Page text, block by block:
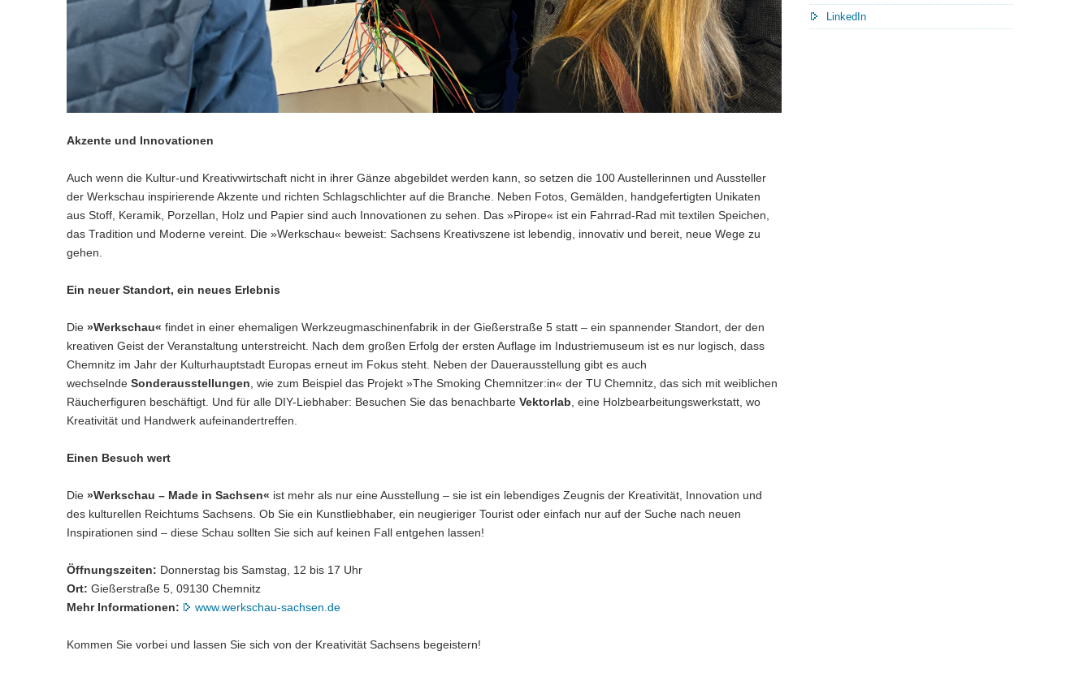
Akzente und Innovationen
Auch wenn die Kultur-und Kreativwirtschaft nicht in ihrer Gänze abgebildet werden kann, so setzen die 100 Austellerinnen und Aussteller
der Werkschau inspirierende Akzente und richten Schlagschlichter auf die Branche. Neben Fotos, Gemälden, handgefertigten Unikaten
aus Stoff, Keramik, Porzellan, Holz und Papier sind auch Innovationen zu sehen. Das »Pirope« ist ein Fahrrad-Rad mit textilen Speichen,
das Tradition und Moderne vereint. Die »Werkschau« beweist: Sachsens Kreativszene ist lebendig, innovativ und bereit, neue Wege zu
gehen.
Ein neuer Standort, ein neues Erlebnis
Die »Werkschau« findet in einer ehemaligen Werkzeugmaschinenfabrik in der Gießerstraße 5 statt – ein spannender Standort, der den
kreativen Geist der Veranstaltung unterstreicht. Nach dem großen Erfolg der ersten Auflage im Industriemuseum ist es nur logisch, dass
Chemnitz im Jahr der Kulturhauptstadt Europas erneut im Fokus steht. Neben der Dauerausstellung gibt es auch
wechselnde Sonderausstellungen, wie zum Beispiel das Projekt »The Smoking Chemnitzer:in« der TU Chemnitz, das sich mit weiblichen
Räucherfiguren beschäftigt. Und für alle DIY-Liebhaber: Besuchen Sie das benachbarte Vektorlab, eine Holzbearbeitungswerkstatt, wo
Kreativität und Handwerk aufeinandertreffen.
Einen Besuch wert
Die »Werkschau – Made in Sachsen« ist mehr als nur eine Ausstellung – sie ist ein lebendiges Zeugnis der Kreativität, Innovation und
des kulturellen Reichtums Sachsens. Ob Sie ein Kunstliebhaber, ein neugieriger Tourist oder einfach nur auf der Suche nach neuen
Inspirationen sind – diese Schau sollten Sie sich auf keinen Fall entgehen lassen!
Öffnungszeiten: Donnerstag bis Samstag, 12 bis 17 Uhr
Ort: Gießerstraße 5, 09130 Chemnitz
Mehr Informationen:
www.werkschau-sachsen.de
Kommen Sie vorbei und lassen Sie sich von der Kreativität Sachsens begeistern!
LinkedIn